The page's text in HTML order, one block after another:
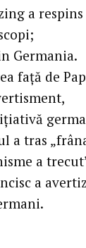
a respins
Germania.
față de
a tras
a
a